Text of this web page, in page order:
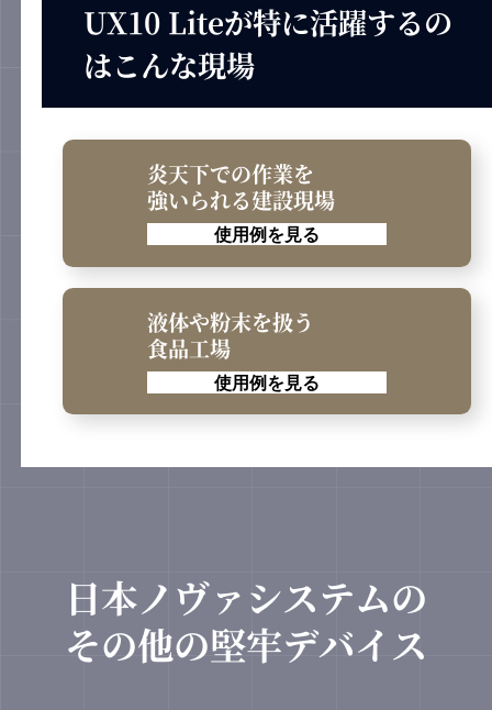
UX10 Liteが特に活躍するの
はこんな現場
炎天下での作業を
強いられる建設現場
使用例を見る
液体や粉末を扱う
食品工場
使用例を見る
日本ノヴァシステムの
その他の堅牢デバイス